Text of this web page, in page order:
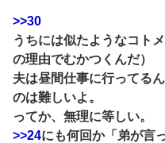
>>30
うちには似たようなコト
の理由でむかつくんだ）
夫は昼間仕事に行ってる
のは難しいよ。
ってか、無理に等しい。
>>24にも何回か「弟が言